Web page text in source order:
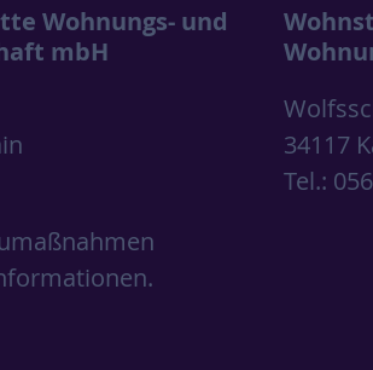
Wohnungs- und
mbH
34117
Tel.: